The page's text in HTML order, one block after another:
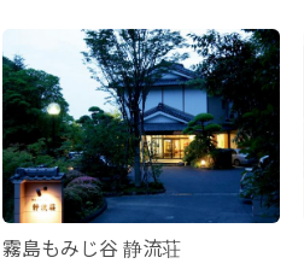
霧島もみじ谷 静流荘